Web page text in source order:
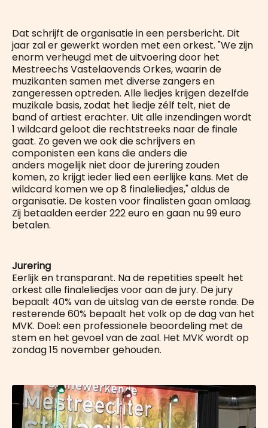
Dat schrijft de organisatie in een persbericht. Dit
jaar zal er gewerkt worden met een orkest. "We zijn
enorm verheugd met de uitvoering door het
Mestreechs Vastelaovends Orkes, waarin de
muzikanten samen met diverse zangers en
zangeressen optreden. Alle liedjes krijgen dezelfde
muzikale basis, zodat het liedje zélf telt, niet de
band of artiest erachter. Uit alle inzendingen wordt
1 wildcard geloot die rechtstreeks naar de finale
gaat. Zo geven we ook die schrijvers en
componisten een kans die anders die
anders mogelijk niet door de jurering zouden
komen, zo krijgt ieder lied een eerlijke kans. Met de
wildcard komen we op 8 finaleliedjes," aldus de
organisatie. De kosten voor finalisten gaan omlaag.
Zij betaalden eerder 222 euro en gaan nu 99 euro
betalen.
Jurering
Eerlijk en transparant. Na de repetities speelt het
orkest alle finaleliedjes voor aan de jury. De jury
bepaalt 40% van de uitslag van de eerste ronde. De
resterende 60% bepaalt het volk op de dag van het
MVK. Doel: een professionele beoordeling met de
stem en het gevoel van de zaal. Het MVK wordt op
zondag 15 november gehouden.